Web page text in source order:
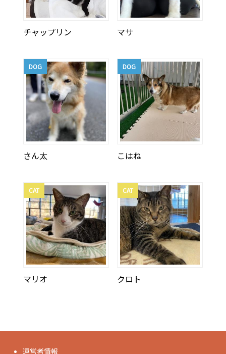
チャップリン マサ
DOG
さん太
DOG
こはね
CAT
マリオ
CAT
クロト
運営者情報